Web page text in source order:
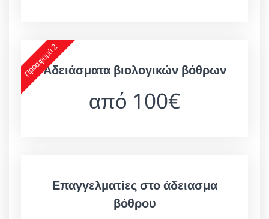
Προσφορά 2Αδειάσματα βιολογικών βόθρων
από 100€
Επαγγελματίες στο άδειασμα
βόθρου